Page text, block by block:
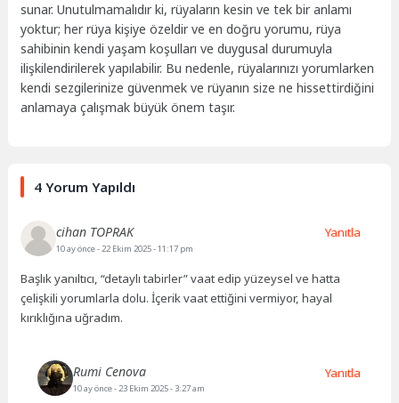
sunar. Unutulmamalıdır ki, rüyaların kesin ve tek bir anlamı
yoktur; her rüya kişiye özeldir ve en doğru yorumu, rüya
sahibinin kendi yaşam koşulları ve duygusal durumuyla
ilişkilendirilerek yapılabilir. Bu nedenle, rüyalarınızı yorumlarken
kendi sezgilerinize güvenmek ve rüyanın size ne hissettirdiğini
anlamaya çalışmak büyük önem taşır.
4 Yorum Yapıldı
cihan TOPRAK
10 ay önce- 22 Ekim 2025 - 11:17 pm
Başlık yanıltıcı, “detaylı tabirler” vaat edip yüzeysel ve hatta
çelişkili yorumlarla dolu. İçerik vaat ettiğini vermiyor, hayal
kırıklığına uğradım.
Yanıtla
Rumi Cenova
10 ay önce- 23 Ekim 2025 - 3:27 am
Yanıtla